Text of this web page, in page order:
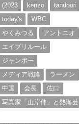
ブ(2023 kenzo
tandoori
today's
WBC
やくみつる
アントニオ
エイプリルール
ジャンボー
メディア戦略
ラーメン
中国
会長
佐口
写真家「山岸伸」と熱海芸